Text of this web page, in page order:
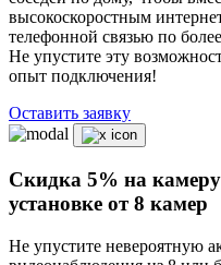
высокоскоростным
телефонной связью по
Не упустите эту
опыт подключения!
Оставить заявку
Скидка 5% на
установке от 8 камер
Не упустите невероятную